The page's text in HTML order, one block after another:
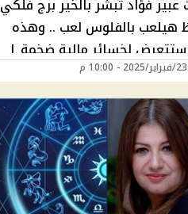
عبير فؤاد تبشر بالخير برج فلكي
هيلعب بالفلوس لعب .. وهذه
ستتعرض لخسائر مالية ضخمة |
منهم؟